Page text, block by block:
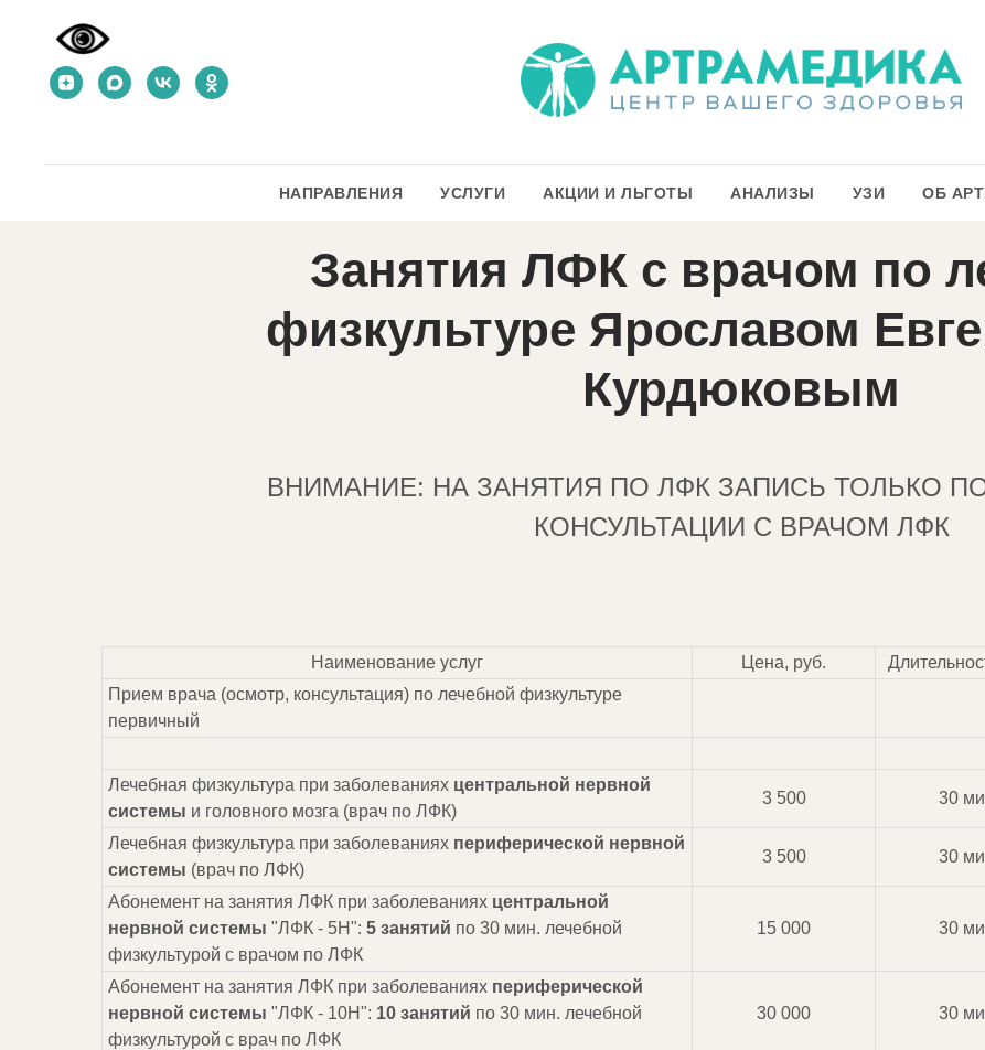
НАПРАВЛЕНИЯ УСЛУГИ АКЦИИ И ЛЬГОТЫ АНАЛИЗЫ УЗИ ОБ
Занятия ЛФК с врачом по
физкультуре Ярославом
Курдюковым
ВНИМАНИЕ: НА ЗАНЯТИЯ ПО ЛФК ЗАПИСЬ ТОЛЬКО
КОНСУЛЬТАЦИИ С ВРАЧОМ ЛФК
Наименование услуг Цена, руб.
Прием врача (осмотр, консультация) по лечебной физкультуре
первичный
Лечебная физкультура при заболеваниях центральной нервной
системы и головного мозга (врач по ЛФК)
3 500 30
Лечебная физкультура при заболеваниях периферической нервной
системы (врач по ЛФК)
3 500 30
Абонемент на занятия ЛФК при заболеваниях центральной
нервной системы "ЛФК - 5Н": 5 занятий по 30 мин. лечебной
физкультурой с врачом по ЛФК
15 000 30
Абонемент на занятия ЛФК при заболеваниях периферической
нервной системы "ЛФК - 10Н": 10 занятий по 30 мин. лечебной
физкультурой с врач по ЛФК
30 000 30